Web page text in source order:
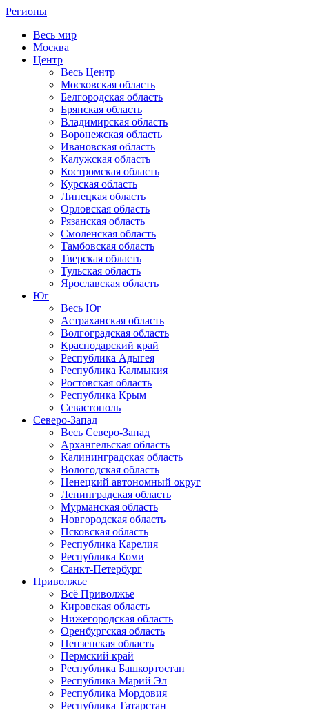
Регионы
Весь мир
Москва
Центр
Весь Центр
Московская область
Белгородская область
Брянская область
Владимирская область
Воронежская область
Ивановская область
Калужская область
Костромская область
Курская область
Липецкая область
Орловская область
Рязанская область
Смоленская область
Тамбовская область
Тверская область
Тульская область
Ярославская область
Юг
Весь Юг
Астраханская область
Волгоградская область
Краснодарский край
Республика Адыгея
Республика Калмыкия
Ростовская область
Республика Крым
Севастополь
Северо-Запад
Весь Северо-Запад
Архангельская область
Калининградская область
Вологодская область
Ненецкий автономный округ
Ленинградская область
Мурманская область
Новгородская область
Псковская область
Республика Карелия
Республика Коми
Санкт-Петербург
Приволжье
Всё Приволжье
Кировская область
Нижегородская область
Оренбургская область
Пензенская область
Пермский край
Республика Башкортостан
Республика Марий Эл
Республика Мордовия
Республика Татарстан